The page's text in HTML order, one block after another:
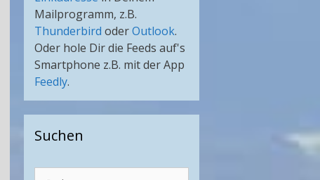
Mailprogramm, z.B.
Thunderbird oderOutlook.
Oder hole Dir die Feeds auf's
Smartphone z.B. mit der App
Feedly.
Suchen